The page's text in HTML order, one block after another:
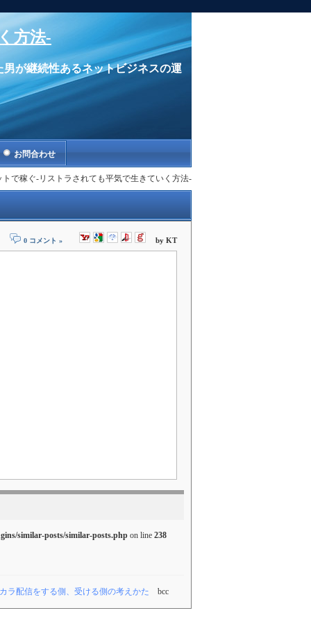
方法-
が継続性あるネットビジネスの運
お問合わせ
で稼ぐ-リストラされても平気で生きていく方法-
0 コメント » by KT
similar-posts/similar-posts.phpon line 238
ラ配信をする側、受ける側の考えかた bcc